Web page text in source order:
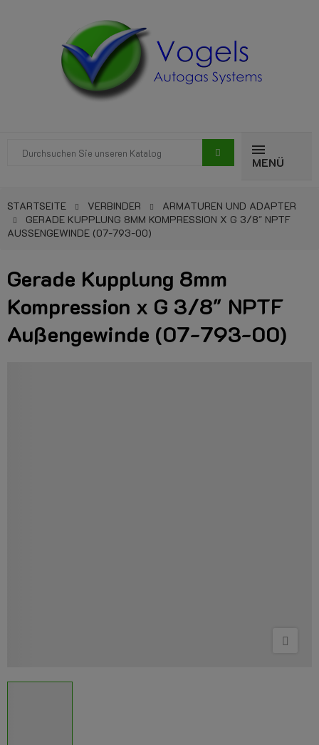
MENÜ
STARTSEITE VERBINDER
ARMATUREN UND ADAPTER
GERADE KUPPLUNG 8MM KOMPRESSION X G 3/8" NPTF
AUSSENGEWINDE (07-793-00)
Gerade Kupplung 8mm
Kompression x G 3/8" NPTF
Außengewinde (07-793-00)